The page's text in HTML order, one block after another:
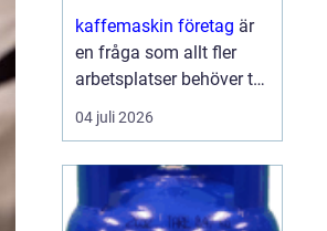
kaffemaskin företag är
en fråga som allt fler
arbetsplatser behöver ta
på allvar när de vill
skapa en trivsam och
genomtänkt lösning för
kaffe på jobbet gör
04 juli 2026